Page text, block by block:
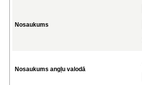
Nosaukums
Nosaukums angļu valodā